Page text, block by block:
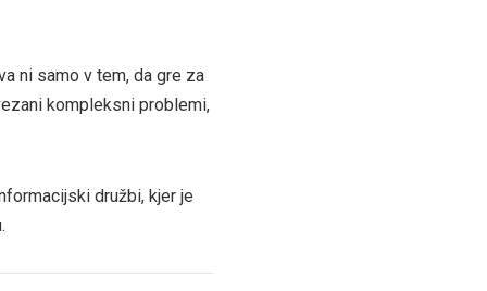
ni samo v tem, da gre za
kompleksni problemi,
družbi, kjer je